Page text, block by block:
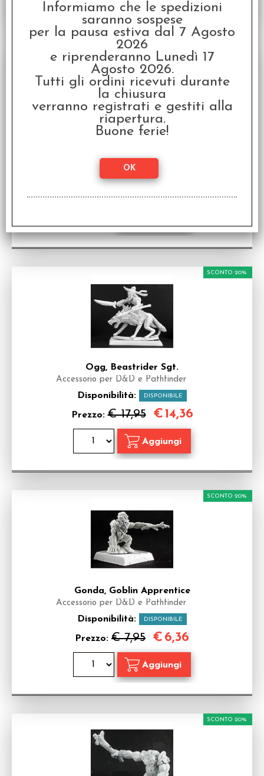
Accessorio per D&D e Pathfinder
Disponibilità:
Ogg, Beastrider Sgt.
Accessorio per D&D e Pathfinder
Disponibilità: DISPONIBILE
Prezzo:€ 17,95
SCONTO 20%
€14,36
Gonda, Goblin Apprentice
Accessorio per D&D e Pathfinder
Disponibilità: DISPONIBILE
Prezzo: € 7,95
SCONTO 20%
€ 6,36
SCONTO 20%
Informiamo che le spedizioni
saranno sospese
per la pausa estiva dal 7 Agosto
2026
e riprenderanno Lunedì 17
Agosto 2026.
Tutti gli ordini ricevuti durante
la chiusura
verranno registrati e gestiti alla
riapertura.
Buone ferie!